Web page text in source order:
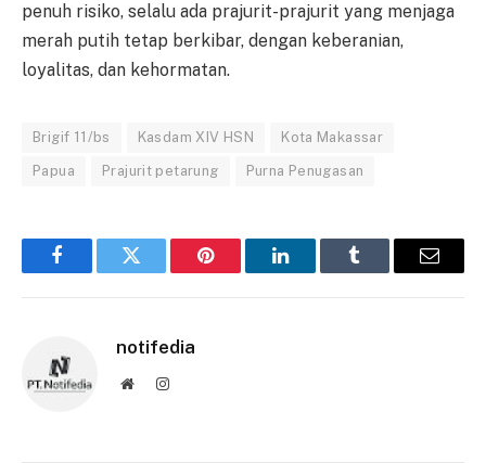
penuh risiko, selalu ada prajurit-prajurit yang menjaga
merah putih tetap berkibar, dengan keberanian,
loyalitas, dan kehormatan.
Brigif 11/bs Kasdam XIV HSN Kota Makassar
Papua Prajurit petarung Purna Penugasan
FacebookTwitter Pinterest LinkedInTumblr Email
notifedia
WebsiteInstagram